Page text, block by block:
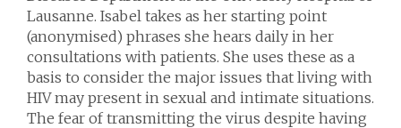
Lausanne. Isabel takes as her starting point
(anonymised) phrases she hears daily in her
consultations with patients. She uses these as a
basis to consider the major issues that living with
HIV may present in sexual and intimate situations.
The fear of transmitting the virus despite having